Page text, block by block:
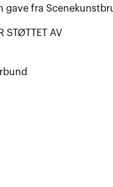
gave fra
STØTTET AV